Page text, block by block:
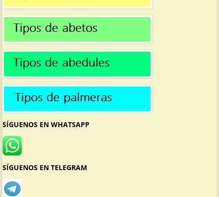
SÍGUENOS EN WHATSAPP
SÍGUENOS EN TELEGRAM